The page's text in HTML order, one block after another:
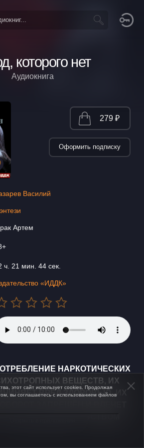
которого нет
Аудиокнига
Василий
Артем
ч. 21 мин. 44 сек.
«ИДДК»
279 ₽
Оформить подписку
НАРКОТИЧЕСКИХ
ВЕЩЕСТВ, ИХ
ВРЕД ЗДОРОВЬЮ, ИХ
ЗАПРЕЩЁН И ВЛЕЧЕТ
этот сайт использует cookies. Продолжая
вы соглашаетесь с использованием файлов